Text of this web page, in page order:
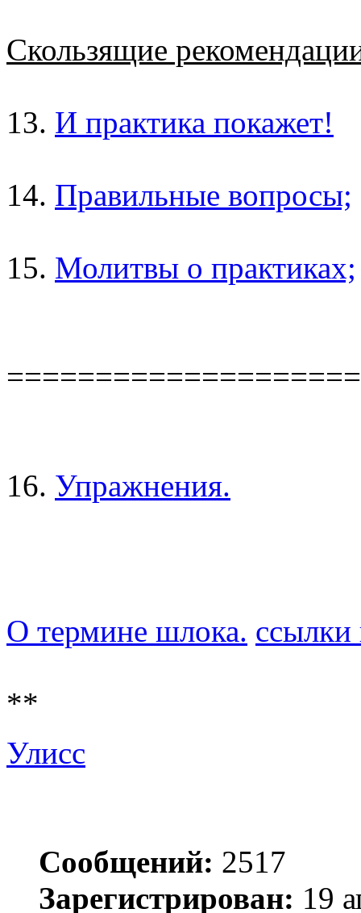
Скользящие
13. И практика покажет!
14. Правильные вопросы;
15. Молитвы о практиках;
16. Упражнения.
О термине шлока.
**
Улисс
Сообщений: 2517
Зарегистрирован: 19